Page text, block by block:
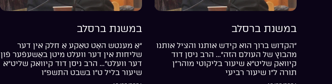
במשנת ברסלב
“הקדוש ברוך הוא קידש אותנו והציל אותנו
מהבוץ של העולם הזה”… הרב ניסן דוד
קיוואק שליט”א שיעור בליקוטי מוהר”ן
תורה ל”ו שיעור רביעי
במשנת ברסלב
“אַ מענטש האָט טאַקע אַ חלק אין דער
שליחות אין דער וועלט מיטן באַשעפֿער פֿון
דער וועלט”… הרב ניסן דוד קיוואק שליט”א
שיעור בליל ט”ו בשבט התשפ”ו